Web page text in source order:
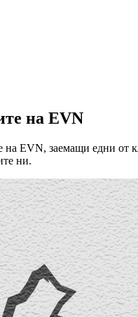
на EVN
на EVN, заемащи едни от
ни.